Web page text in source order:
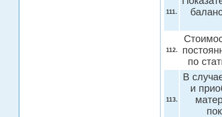
111.
112.
по
113.
В
и